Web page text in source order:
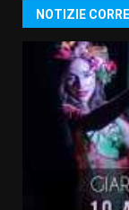
NOTIZIE